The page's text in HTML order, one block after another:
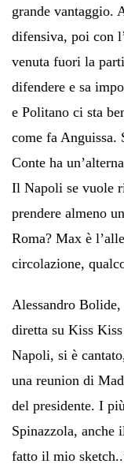
grande vantaggio.
difensiva, poi con
venuta fuori la
difendere e sa
e Politano ci sta
come fa Anguissa.
Conte ha
Il Napoli se vuole
prendere almeno
Roma? Max è
circolazione,
Alessandro
diretta su Kiss
Napoli, si è
una reunion di
del presidente. I
Spinazzola, anche
fatto il mio